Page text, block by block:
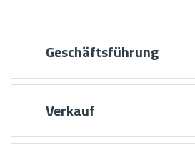
Geschäftsführung
Verkauf